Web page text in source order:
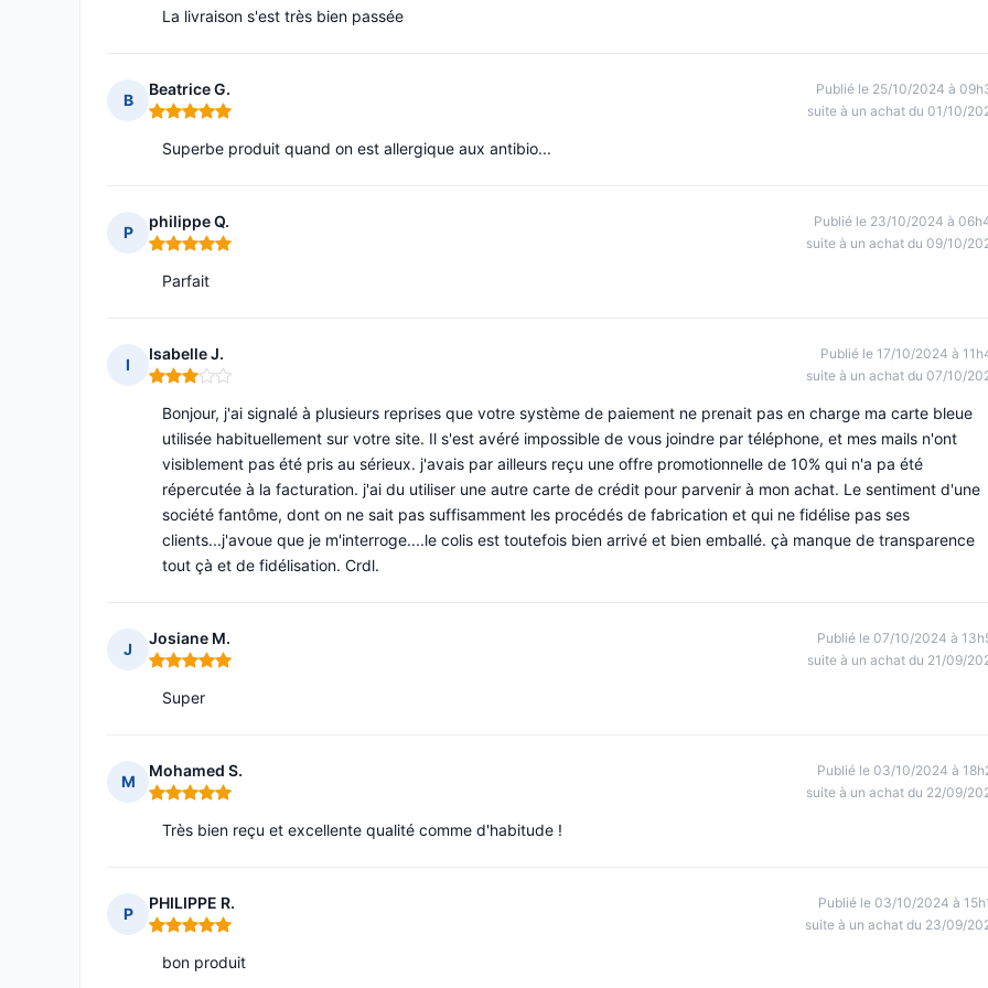
La livraison s'est très bien passée
B
Beatrice G.
Note : 5 sur 5
Publié le 25/10/2024 à
suite à un achat du 01/10/
Superbe produit quand on est allergique aux antibio...
P
philippe Q.
Note : 5 sur 5
Publié le 23/10/2024 à
suite à un achat du 09/10/
Parfait
I
Isabelle J.
Note : 3 sur 5
Publié le 17/10/2024 à
suite à un achat du 07/10/
Bonjour, j'ai signalé à plusieurs reprises que votre système de paiement ne prenait pas en charge ma carte bleue
utilisée habituellement sur votre site. Il s'est avéré impossible de vous joindre par téléphone, et mes mails n'ont
visiblement pas été pris au sérieux. j'avais par ailleurs reçu une offre promotionnelle de 10% qui n'a pa été
répercutée à la facturation. j'ai du utiliser une autre carte de crédit pour parvenir à mon achat. Le sentiment d'une
société fantôme, dont on ne sait pas suffisamment les procédés de fabrication et qui ne fidélise pas ses
clients...j'avoue que je m'interroge....le colis est toutefois bien arrivé et bien emballé. çà manque de transparence
tout çà et de fidélisation. Crdl.
J
Josiane M.
Note : 5 sur 5
Publié le 07/10/2024 à
suite à un achat du 21/09/
Super
M
Mohamed S.
Note : 5 sur 5
Publié le 03/10/2024 à
suite à un achat du 22/09/
Très bien reçu et excellente qualité comme d'habitude !
P
PHILIPPE R.
Note : 5 sur 5
Publié le 03/10/2024 à
suite à un achat du 23/09/
bon produit